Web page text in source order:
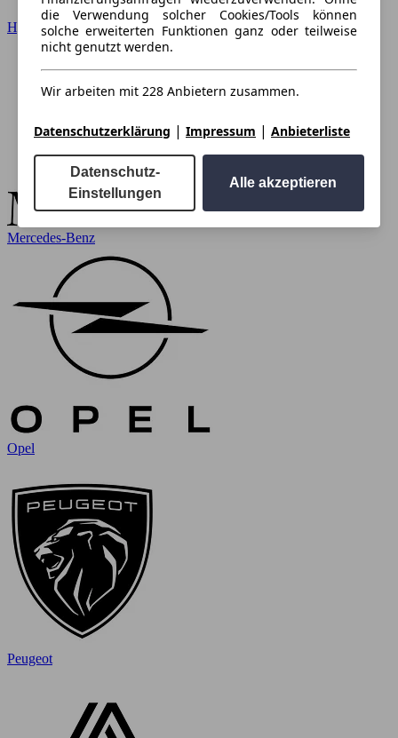
Hyundai
Mercedes-Benz
Opel
Peugeot
die Verwendung solcher Cookies/Tools können
solche erweiterten Funktionen ganz oder teilweise
nicht genutzt werden.
Wir arbeiten mit 228 Anbietern zusammen.
Datenschutzerklärung | Impressum | Anbieterliste
Datenschutz-
Einstellungen
Alle akzeptieren